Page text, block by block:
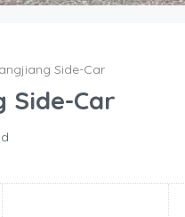
Side-Car
Side-Car